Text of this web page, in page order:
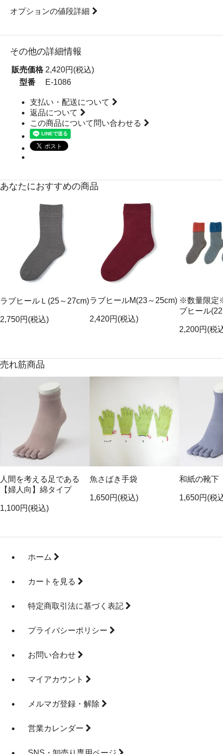
オプションの値段詳細
その他の詳細情報
販売価格 2,420円(税込)
型番
E-1086
支払い・配送について
返品について
この商品について問い合わせる
あなたにおすすめの商品
ラブヒールＬ(25～27cm)
2,750円(税込)
ラブヒールM(23～25cm)
2,420円(税込)
※数量限定
ブヒール
2,200円(税
売れ筋商品
人間を考える足である
【婦人向】綿タイプ
1,100円(税込)
魚さばき手袋
1,650円(税込)
和紙の靴下
1,650円(税
ホーム
カートを見る
特定商取引法に基づく表記
プライバシーポリシー
お問い合わせ
マイアカウント
メルマガ登録・解除
営業カレンダー